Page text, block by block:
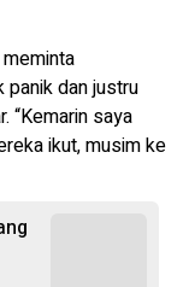
panik dan justru
“Kemarin saya
ikut, musim ke